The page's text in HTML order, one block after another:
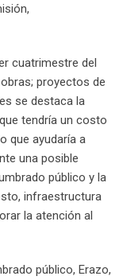
cuatrimestre del
proyectos de
se destaca la
tendría un costo
que ayudaría a
una posible
público y la
infraestructura
la atención al
público, Erazo,